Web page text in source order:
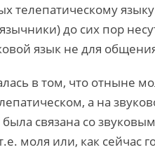
до сих пор
язык не для
в том, что отныне
а на
связана со
моля или, как сейчас